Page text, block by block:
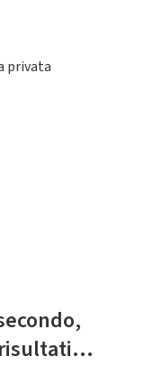
privata